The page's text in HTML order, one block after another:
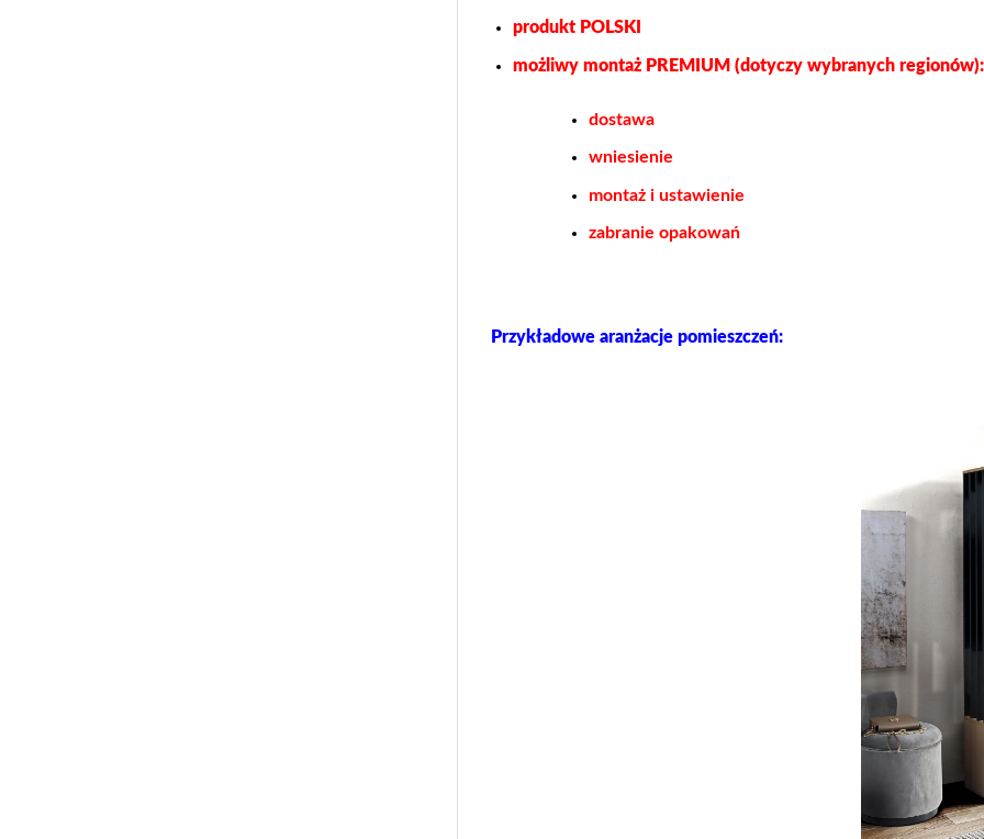
produkt POLSKI
możliwy montaż PREMIUM (dotyczy wybranych regionów):
dostawa
wniesienie
montaż i ustawienie
zabranie opakowań
Przykładowe aranżacje pomieszczeń: